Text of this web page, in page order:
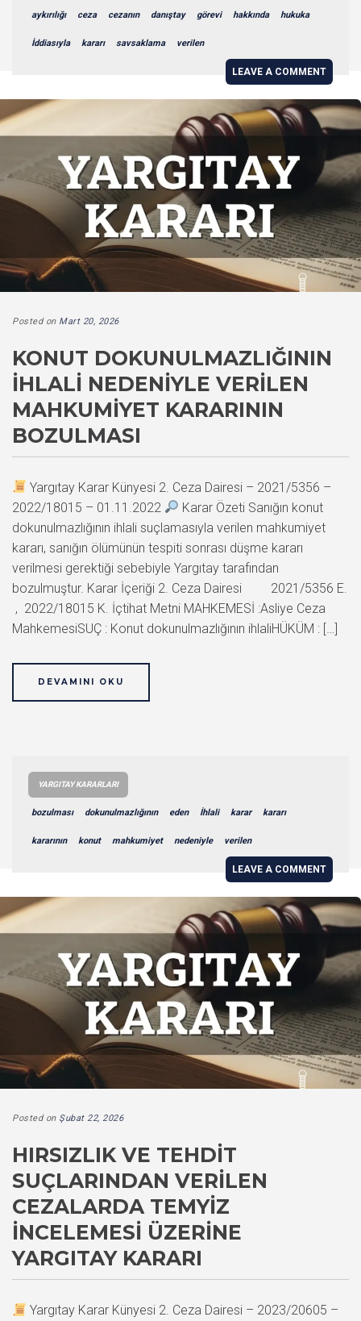
aykırılığı ceza cezanın danıştay görevi hakkında hukuka
İddiasıyla kararı savsaklama verilen
LEAVE A COMMENT
Posted on Mart 20, 2026
KONUT DOKUNULMAZLIĞININ
İHLALI NEDENIYLE VERILEN
MAHKUMIYET KARARININ
BOZULMASI
Yargıtay Karar Künyesi 2. Ceza Dairesi – 2021/5356 –
2022/18015 – 01.11.2022
Karar Özeti Sanığın konut
dokunulmazlığının ihlali suçlamasıyla verilen mahkumiyet
kararı, sanığın ölümünün tespiti sonrası düşme kararı
verilmesi gerektiği sebebiyle Yargıtay tarafından
bozulmuştur. Karar İçeriği 2. Ceza Dairesi 2021/5356 E.
, 2022/18015 K. İçtihat Metni MAHKEMESİ :Asliye Ceza
MahkemesiSUÇ : Konut dokunulmazlığının ihlaliHÜKÜM : […]
DEVAMINI OKU
YARGITAY KARARLARI
bozulması dokunulmazlığının eden İhlali karar kararı
kararının konut mahkumiyet nedeniyle verilen
LEAVE A COMMENT
Posted on Şubat 22, 2026
HIRSIZLIK VE TEHDIT
SUÇLARINDAN VERILEN
CEZALARDA TEMYIZ
İNCELEMESI ÜZERINE
YARGITAY KARARI
Yargıtay Karar Künyesi 2. Ceza Dairesi – 2023/20605 –